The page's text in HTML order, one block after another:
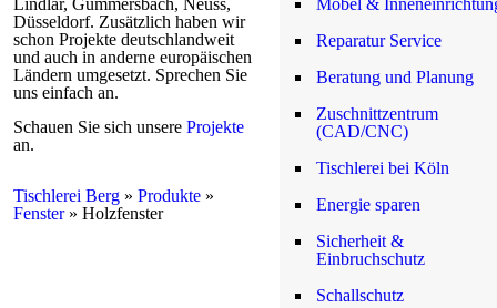
Lindlar, Gummersbach, Neuss,
Düsseldorf. Zusätzlich haben wir
schon Projekte deutschlandweit
und auch in anderne europäischen
Ländern umgesetzt. Sprechen Sie
uns einfach an.
Schauen Sie sich unsere Projekte
an.
Tischlerei Berg » Produkte »
Fenster» Holzfenster
Möbel &
Reparatur Service
Beratung und Planung
Zuschnittzentrum
(CAD/CNC)
Tischlerei bei Köln
Energie sparen
Sicherheit &
Einbruchschutz
Schallschutz